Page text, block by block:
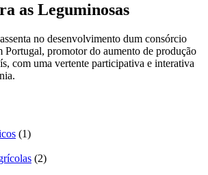
as Leguminosas
no desenvolvimento dum consórcio
Portugal, promotor do aumento de produção
com uma vertente participativa e interativa
(1)
(2)